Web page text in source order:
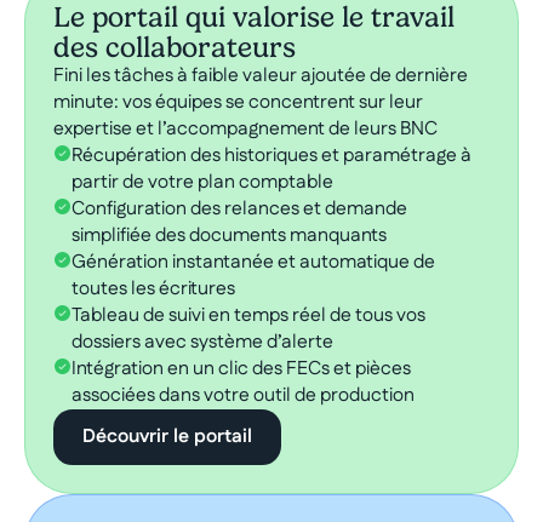
Le portail qui valorise le travail
des collaborateurs
Fini les tâches à faible valeur ajoutée de dernière
minute: vos équipes se concentrent sur leur
expertise et l’accompagnement de leurs BNC
Récupération des historiques et paramétrage à
partir de votre plan comptable
Configuration des relances et demande
simplifiée des documents manquants
Génération instantanée et automatique de
toutes les écritures
Tableau de suivi en temps réel de tous vos
dossiers avec système d’alerte
Intégration en un clic des FECs et pièces
associées dans votre outil de production
Découvrir le portail